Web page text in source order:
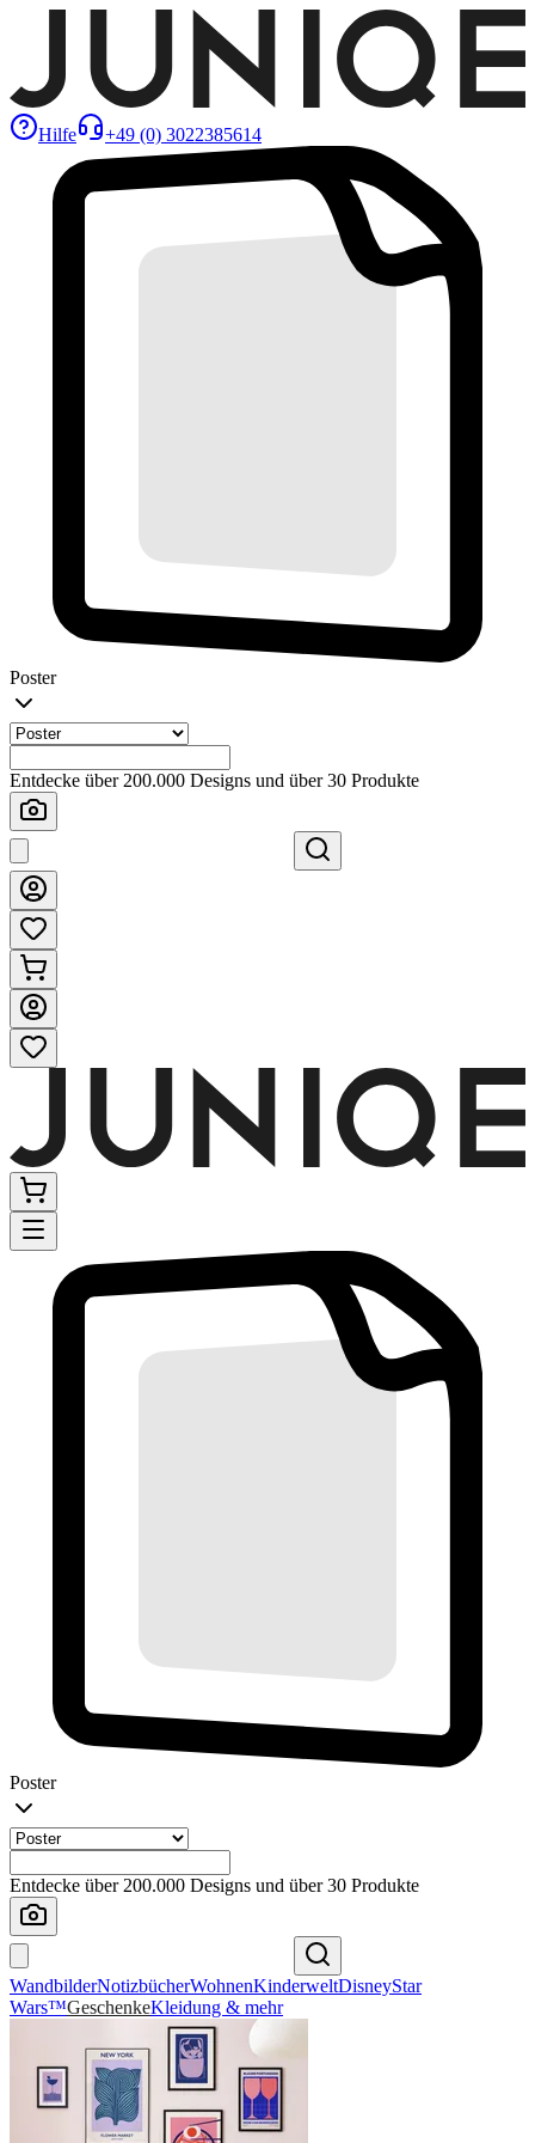
Hilfe +49 (0) 3022385614
Poster
Entdecke über 200.000 Designs und über 30 Produkte
Poster
Entdecke über 200.000 Designs und über 30 Produkte
WandbilderNotizbücherWohnenKinderweltDisneyStar
Wars™GeschenkeKleidung & mehr